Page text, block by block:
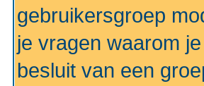
gebruikersgroep
je vragen waarom
besluit van een